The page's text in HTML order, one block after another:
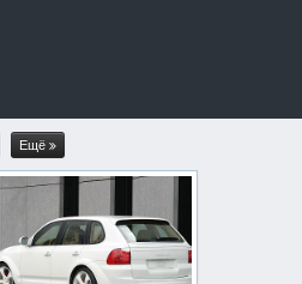
Ещё